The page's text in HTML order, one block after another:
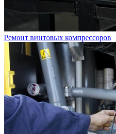
Ремонт винтовых компрессоров